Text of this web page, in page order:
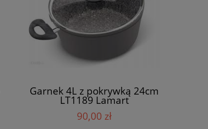
Garnek 4L z pokrywką 24cm
LT1189 Lamart
90,00 zł